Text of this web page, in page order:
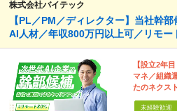
株式会社バイテック
【PL／PM／ディレクター】当社幹
AI人材／年収800万円以上可／リモー
【設立2年
マネ／組織
たのネクス
未経験歓迎